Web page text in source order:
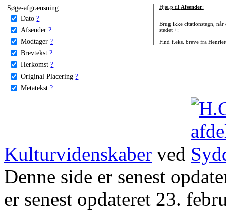
Søge-afgrænsning:
Dato ?
Afsender ?
Modtager ?
Brevtekst ?
Herkomst ?
Original Placering ?
Metatekst ?
Hjælp til Afsender:
Brug ikke citationstegn, når
stedet +:
Find f.eks. breve fra
Kulturvidenskaber ved
Denne side er senest
er senest opdateret 23.